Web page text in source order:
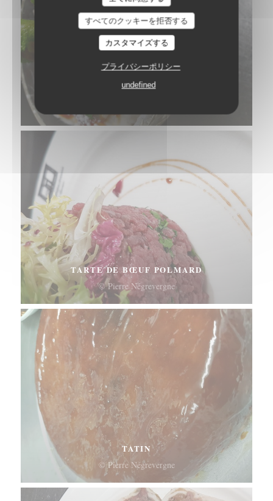
すべてのクッキーを拒否する
カスタマイズする
プライバシーポリシー
undefined
RIZ AU LAIT, CARAMEL AU BEURRE SALÉ
TARTE DE BŒUF POLMARD
© Pierre Négrevergne
TATIN
© Pierre Négrevergne